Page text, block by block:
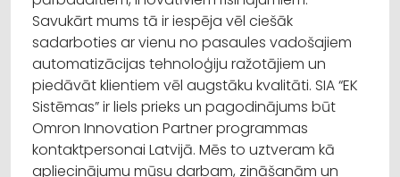
Savukārt mums tā ir iespēja vēl ciešāk
sadarboties ar vienu no pasaules vadošajiem
automatizācijas tehnoloģiju ražotājiem un
piedāvāt klientiem vēl augstāku kvalitāti. SIA “EK
Sistēmas” ir liels prieks un pagodinājums būt
Omron Innovation Partner programmas
kontaktpersonai Latvijā. Mēs to uztveram kā
apliecinājumu mūsu darbam, zināšanām un